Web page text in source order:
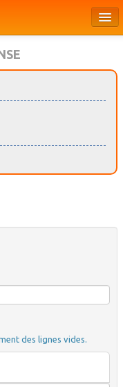
des lignes vides.